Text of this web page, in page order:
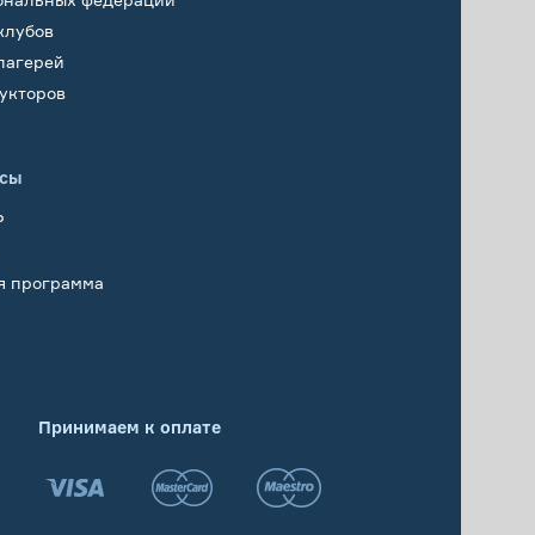
программа
Принимаем к оплате